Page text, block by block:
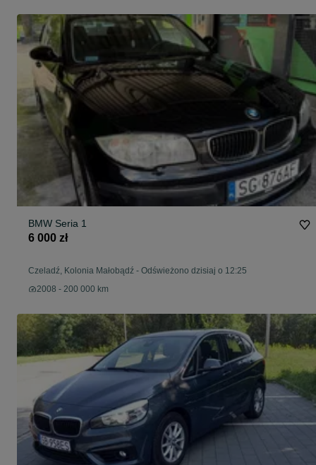
BMW Seria 1
6 000 zł
Czeladź, Kolonia Małobądź - Odświeżono dzisiaj o 12:25
2008 - 200 000 km